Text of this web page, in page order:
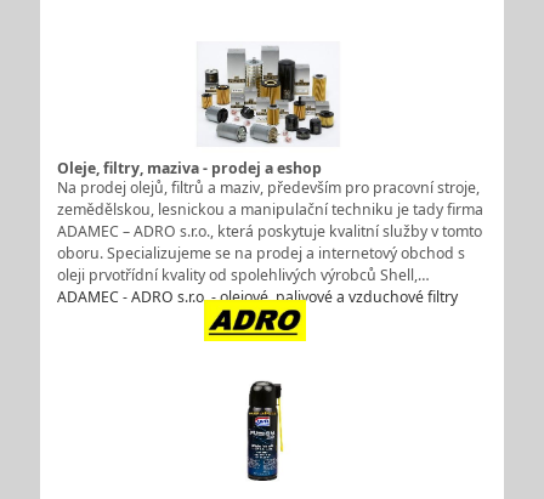
Oleje, filtry, maziva - prodej a eshop
Na prodej olejů, filtrů a maziv, především pro pracovní stroje,
zemědělskou, lesnickou a manipulační techniku je tady firma
ADAMEC – ADRO s.r.o., která poskytuje kvalitní služby v tomto
oboru. Specializujeme se na prodej a internetový obchod s
oleji prvotřídní kvality od spolehlivých výrobců Shell,…
ADAMEC - ADRO s.r.o. - olejové, palivové a vzduchové filtry